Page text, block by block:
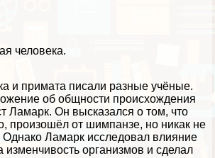
человека.
и примата писали разные учёные.
об общности происхождения
Ламарк. Он высказался о том, что
произошёл от шимпанзе, но никак не
Однако Ламарк исследовал влияние
организмов и сделал